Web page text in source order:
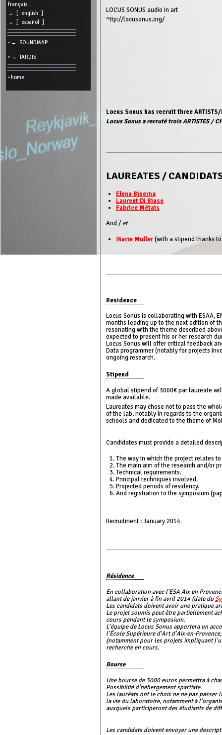
français
→ [ english ]
→ [ español ]
• → SOUNDMAP
• → TARDIS
• home
LOCUS SONUS audio in art
^ttp://locusonus.org/
Locus Sonus has recruit three ARTISTS/
Locus Sonus a recruté trois ARTISTES /
LAUREATES /
Elena Biserna
Laurent Di Biase
Fabrice Métais
And / et
Marie Muller(with a stipend thanks
Residence
Locus Sonus is collaborating with ESAA,
months leading up to the next edition of
resonating with the theme described
expected to present his or her research
Locus Sonus will offer critical feedback
Data programmer (notably for projects
ongoing research.
Stipend
A global stipend of 3000€ par laureate
made available.
Laureates may chose not to pass the
of the lab, notably in regards to the
schools and dedicated to the theme of
Candidates must provide a detailed
The way in which the project relates
The main aim of the research and/or
Technical requirements.
Principal techniques involved.
Projected periods of residency.
And registration to the symposium
Recruitment : January 2014
Résidence
En collaboration avec l'ESA Aix en
allant de janvier à fin avril 2014 (date du
Les candidats doivent avoir une pratique
Le projet soumis peut être partiellement
cours pendant le symposium.
L'équipe de Locus Sonus apportera un
l'École Supérieure d'Art d'Aix-en-
(notamment pour les projets impliquant
recherche en cours.
Bourse
Une bourse de 3000 euros permettra à
Possibilité d'hébergement spartiate.
Les lauréats ont le choix ne ne pas passer
la vie du laboratoire, notamment à
auxquels participeront des étudiants de
Les candidats doivent envoyer une
cookies
Search:
Language:
10:50
-